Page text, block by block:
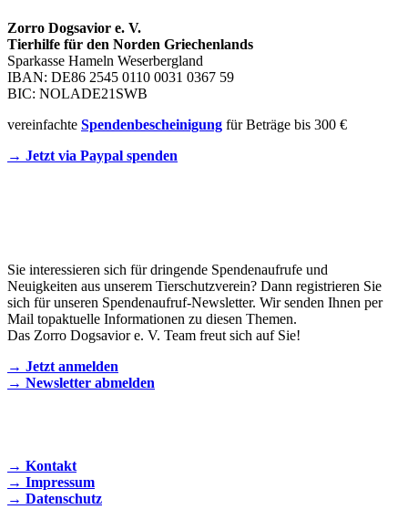
Zorro Dogsavior e. V.
Tierhilfe für den Norden Griechenlands
Sparkasse Hameln Weserbergland
IBAN: DE86 2545 0110 0031 0367 59
BIC: NOLADE21SWB
vereinfachte Spendenbescheinigung für Beträge bis 300 €
→ Jetzt via Paypal spenden
Sie interessieren sich für dringende Spendenaufrufe und
Neuigkeiten aus unserem Tierschutzverein? Dann registrieren Sie
sich für unseren Spendenaufruf-Newsletter. Wir senden Ihnen per
Mail topaktuelle Informationen zu diesen Themen.
Das Zorro Dogsavior e. V. Team freut sich auf Sie!
→ Jetzt anmelden
→ Newsletter abmelden
→ Kontakt
→ Impressum
→ Datenschutz